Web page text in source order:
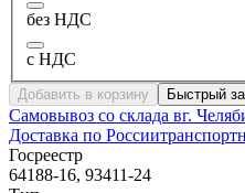
без НДС
с НДС
Добавить в корзину Быстрый
Самовывоз со склада вг.
Доставка по России
Госреестр
64188-16, 93411-24